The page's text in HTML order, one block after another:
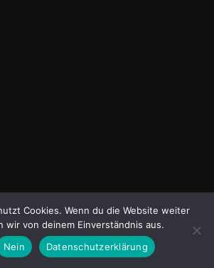
Cookies. Wenn du die Website weiter
wir von deinem Einverständnis aus.
Nein Datenschutzerklärung